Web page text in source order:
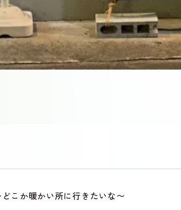
こか暖かい所に行きたいな〜